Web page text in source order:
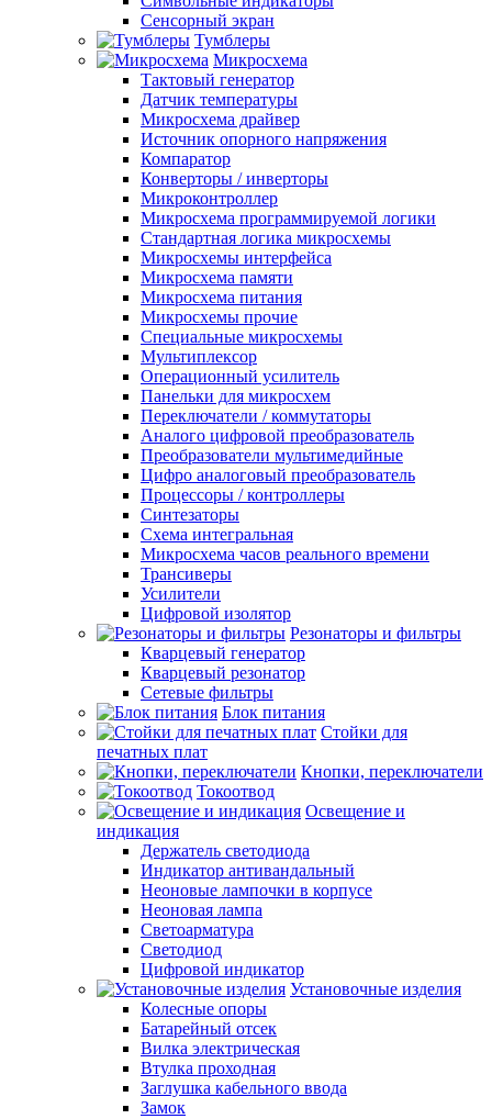
Сенсорный экран
Тумблеры
Микросхема
Тактовый генератор
Датчик температуры
Микросхема драйвер
Источник опорного напряжения
Компаратор
Конверторы / инверторы
Микроконтроллер
Микросхема программируемой логики
Стандартная логика микросхемы
Микросхемы интерфейса
Микросхема памяти
Микросхема питания
Микросхемы прочие
Специальные микросхемы
Мультиплексор
Операционный усилитель
Панельки для микросхем
Переключатели / коммутаторы
Аналого цифровой преобразователь
Преобразователи мультимедийные
Цифро аналоговый преобразователь
Процессоры / контроллеры
Синтезаторы
Схема интегральная
Микросхема часов реального времени
Трансиверы
Усилители
Цифровой изолятор
Резонаторы и фильтры
Кварцевый генератор
Кварцевый резонатор
Сетевые фильтры
Блок питания
Стойки для
печатных плат
Кнопки, переключатели
Токоотвод
Освещение и
индикация
Держатель светодиода
Индикатор антивандальный
Неоновые лампочки в корпусе
Неоновая лампа
Светоарматура
Светодиод
Цифровой индикатор
Установочные изделия
Колесные опоры
Батарейный отсек
Вилка электрическая
Втулка проходная
Заглушка кабельного ввода
Замок